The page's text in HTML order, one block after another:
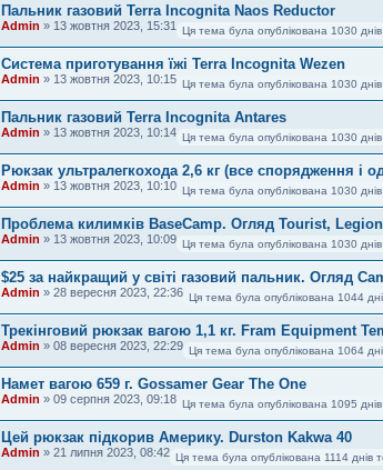
Пальник газовий Terra Incognita Naos Reductor
Admin » 13 жовтня 2023, 15:31 Ця тема була опублікована 1030
Система приготування їжі Terra Incognita Wezen
Admin » 13 жовтня 2023, 10:15 Ця тема була опублікована 1030
Пальник газовий Terra Incognita Antares
Admin » 13 жовтня 2023, 10:14 Ця тема була опублікована 1030
Рюкзак ультралегкохода 2,6 кг (все спорядження і
Admin » 13 жовтня 2023, 10:10 Ця тема була опублікована 1030
Проблема килимків BaseCamp. Огляд Tourist,
Admin » 13 жовтня 2023, 10:09 Ця тема була опублікована 1030
$25 за найкращий у світі газовий пальник. Огляд
Admin » 28 вересня 2023, 22:36 Ця тема була опублікована 1044
Трекінговий рюкзак вагою 1,1 кг. Fram Equipment
Admin » 08 вересня 2023, 22:29 Ця тема була опублікована 1064
Намет вагою 659 г. Gossamer Gear The One
Admin » 09 серпня 2023, 09:18 Ця тема була опублікована 1095
Цей рюкзак підкорив Америку. Durston Kakwa 40
Admin » 21 липня 2023, 08:42 Ця тема була опублікована 1114 днів